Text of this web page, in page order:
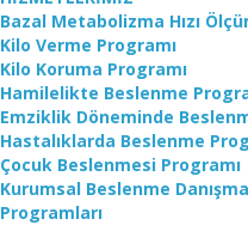
Bazal Metabolizma Hızı
Kilo Verme Programı
Kilo Koruma Programı
Hamilelikte Beslenme
Emziklik Döneminde
Hastalıklarda Beslenme
Çocuk Beslenmesi Programı
Kurumsal Beslenme
Programları